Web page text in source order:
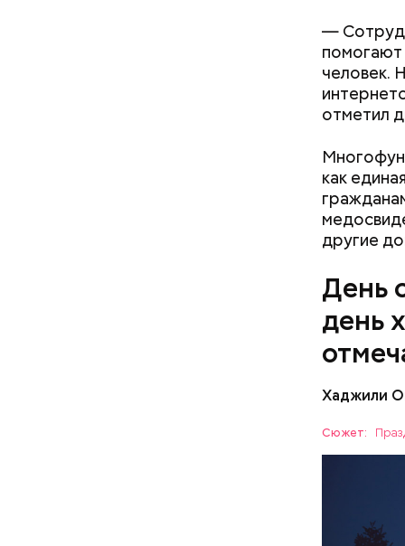
—
человек.
отметил
как
другие
День
день
Хаджили
Сюжет:
День
любители
ЕДА
—
Копылов.